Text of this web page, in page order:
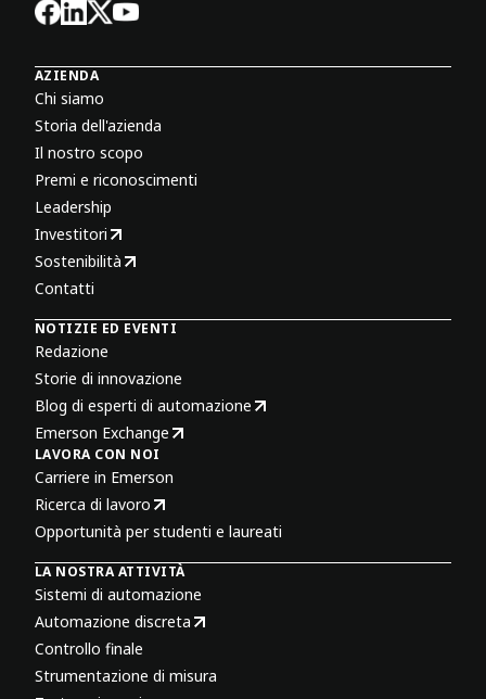
AZIENDA
Chi siamo
Storia dell'azienda
Il nostro scopo
Premi e riconoscimenti
Leadership
Investitori
Sostenibilità
Contatti
NOTIZIE ED EVENTI
Redazione
Storie di innovazione
Blog di esperti di automazione
Emerson Exchange
LAVORA CON NOI
Carriere in Emerson
Ricerca di lavoro
Opportunità per studenti e laureati
LA NOSTRA ATTIVITÀ
Sistemi di automazione
Automazione discreta
Controllo finale
Strumentazione di misura